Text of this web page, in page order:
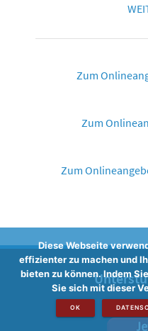
Zum
Zum
Zum
Diese Webseite
effizienter zu machen und
bieten zu können. Indem
Sie sich mit dieser
OK